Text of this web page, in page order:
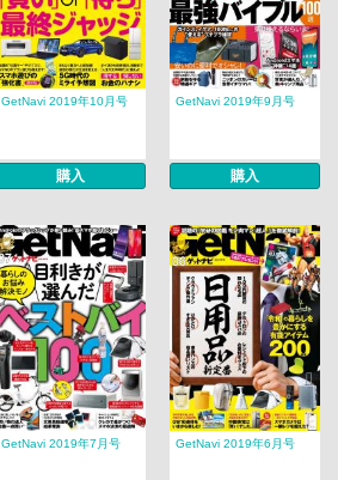
GetNavi 2019年10月号
購入
GetNavi 2019年9月号
購入
GetNavi 2019年7月号 GetNavi 2019年6月号